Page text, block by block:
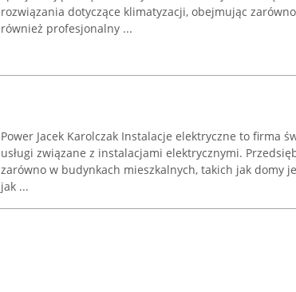
rozwiązania dotyczące klimatyzacji, obejmując
również profesjonalny ...
Power Jacek Karolczak Instalacje elektryczne to firma
usługi związane z instalacjami elektrycznymi.
zarówno w budynkach mieszkalnych, takich jak domy
jak ...